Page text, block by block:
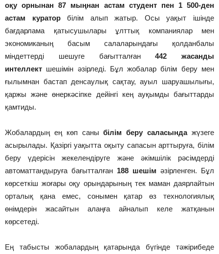
оқу орнынан 87 мыңнан астам студент пен 1 500-ден
астам кураторбілім алып жатыр. Осы уақыт ішінде
бағдарлама қатысушылары ұлттық компаниялар мен
экономиканың басым салаларындағы қолданбалы
міндеттерді шешуге бағытталған442 жасанды
интеллект шешімін әзірледі. Бұл жобалар білім беру мен
ғылымнан бастап денсаулық сақтау, ауыл шаруашылығы,
қаржы және өнеркәсіпке дейінгі кең ауқымды бағыттарды
қамтиды.
Жобалардың ең көп саныбілім беру саласындажүзеге
асырылады. Қазіргі уақытта оқыту сапасын арттыруға, білім
беру үдерісін жекелендіруге және әкімшілік рәсімдерді
автоматтандыруға бағытталған 188 шешім әзірленген. Бұл
көрсеткіш жоғары оқу орындарының тек маман даярлайтын
орталық қана емес, сонымен қатар өз технологиялық
өнімдерін жасайтын алаңға айналып келе жатқанын
көрсетеді.
Ең табысты жобалардың қатарында бүгінде тәжірибеде